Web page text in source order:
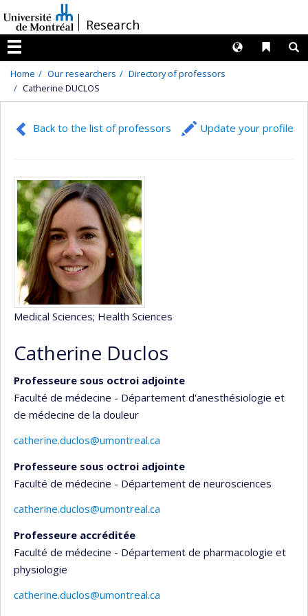
au
contenu
/Research
Menu
Liens
Langues
Home Our researchers
Directory of professors
Catherine DUCLOS
Back to the list of professors Update your profile
Medical Sciences; Health Sciences
Catherine Duclos
Professeure sous octroi adjointe
Faculté de médecine - Département d'anesthésiologie et
de médecine de la douleur
catherine.duclos@umontreal.ca
Professeure sous octroi adjointe
Faculté de médecine - Département de neurosciences
catherine.duclos@umontreal.ca
Professeure accréditée
Faculté de médecine - Département de pharmacologie et
physiologie
catherine.duclos@umontreal.ca